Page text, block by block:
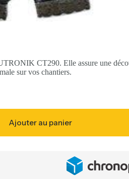
CT290. Elle assure une
sur vos chantiers.
Ajouter au panier